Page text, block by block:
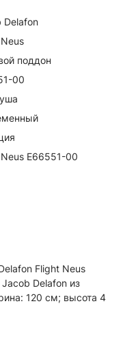
Delafon
поддон
00
E66551-00
Flight Neus
Delafon из
120 см; высота 4